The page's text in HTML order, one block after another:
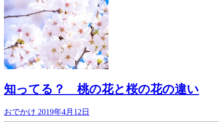
知ってる？ 桃の花と桜の花の違い
おでかけ 2019年4月12日